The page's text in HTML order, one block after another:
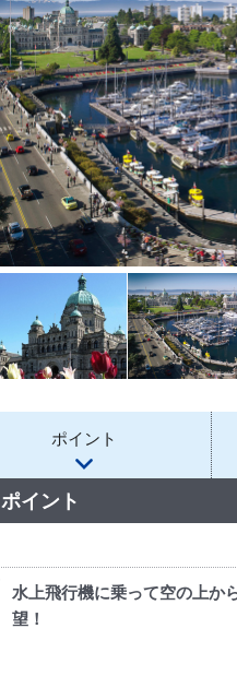
ポイント
ポイント
水上飛行機に乗って空の上か
望！